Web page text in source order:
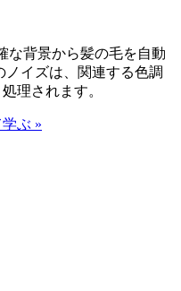
な背景から髪の毛を自動
イズは、関連する色調
理されます。
ぶ »